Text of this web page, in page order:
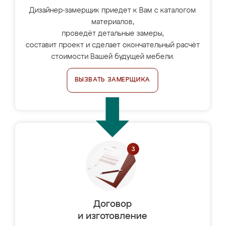
Дизайнер-замерщик приедет к Вам с каталогом
материалов,
проведёт детальные замеры,
составит проект и сделает окончательный расчёт
стоимости Вашей будущей мебели.
ВЫЗВАТЬ ЗАМЕРЩИКА
Договор
и изготовление